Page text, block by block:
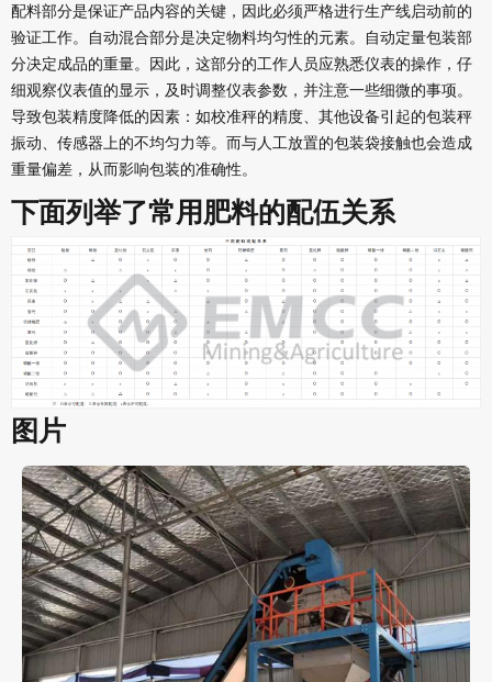
配料部分是保证产品内容的关键，因此必须严格进行生产线启动前的
验证工作。自动混合部分是决定物料均匀性的元素。自动定量包装部
分决定成品的重量。因此，这部分的工作人员应熟悉仪表的操作，仔
细观察仪表值的显示，及时调整仪表参数，并注意一些细微的事项。
导致包装精度降低的因素：如校准秤的精度、其他设备引起的包装秤
振动、传感器上的不均匀力等。而与人工放置的包装袋接触也会造成
重量偏差，从而影响包装的准确性。
下面列举了常用肥料的配伍关系
图片